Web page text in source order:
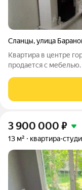
Сланцы,улица
Квартира в центре
продается с
парковый массив.
Звоните!
3 900 000 ₽
13 м² квартира-